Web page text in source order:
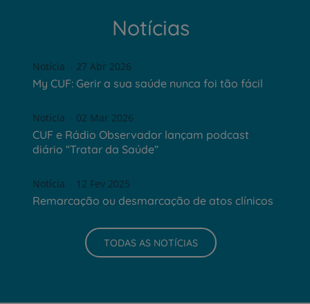
Notícias
Notícia 27 Abr 2026
My CUF: Gerir a sua saúde nunca foi tão fácil
Notícia 02 Mar 2026
CUF e Rádio Observador lançam podcast
diário “Tratar da Saúde”
Notícia 12 Fev 2025
Remarcação ou desmarcação de atos clínicos
TODAS AS NOTÍCIAS